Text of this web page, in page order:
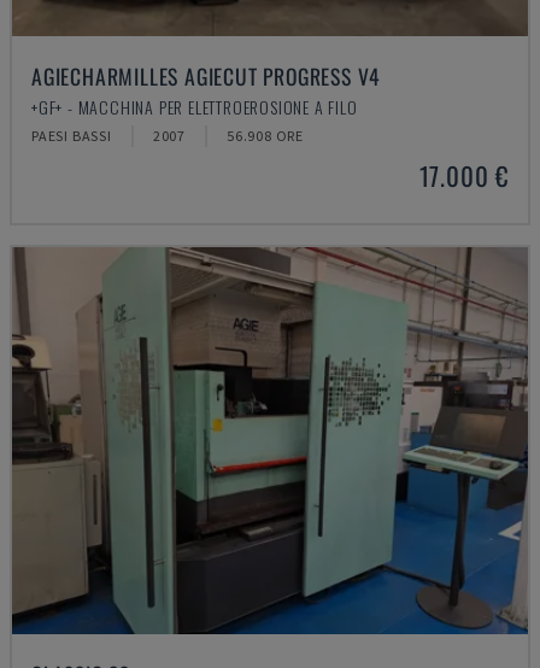
AGIECHARMILLES AGIECUT PROGRESS V4
+GF+ - MACCHINA PER ELETTROEROSIONE A FILO
PAESI BASSI 2007 56.908 ORE
17.000 €